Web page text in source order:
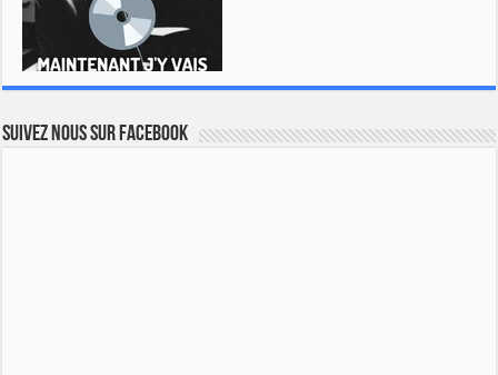
Suivez nous sur Facebook